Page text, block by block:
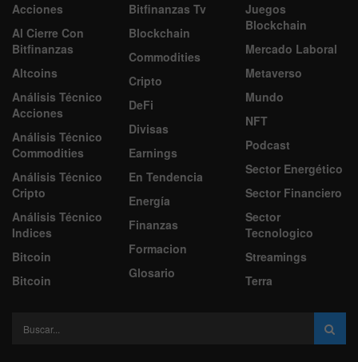
Acciones
Al Cierre Con
Bitfinanzas
Altcoins
Análisis Técnico
Acciones
Análisis Técnico
Commodities
Análisis Técnico
Cripto
Análisis Técnico
Indices
Bitcoin
Bitcoin
Bitfinanzas Tv
Blockchain
Commodities
Cripto
DeFi
Divisas
Earnings
En Tendencia
Energía
Finanzas
Formacion
Glosario
Juegos
Blockchain
Mercado Laboral
Metaverso
Mundo
NFT
Podcast
Sector Energético
Sector Financiero
Sector
Tecnologico
Streamings
Terra